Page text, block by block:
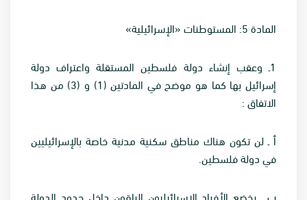
المادة 5: المستوطنات «الإسرائيلية
»
1ـ وعقب إنشاء دولة فلسطين المستقلة واعتراف دولة
إسرائيل بها كما هو موضح في المادتين (1) و (3) من هذا
الاتفاق:
أ ـ لن تكون هناك مناطق سكنية مدنية خاصة بالإسرائيليين
في دولة فلسطين.